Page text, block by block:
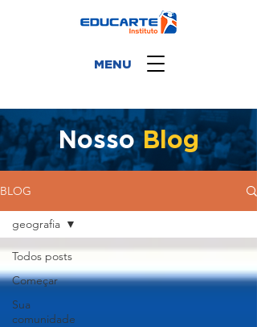
MENU
Nosso Blog
BLOG
Todos posts
Começar
Sua
comunidade
geografia